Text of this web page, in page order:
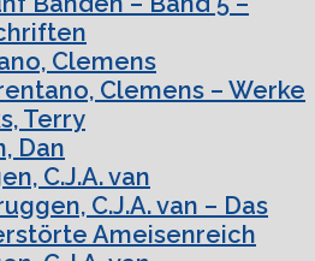
Clemens
Clemens – Werke
Terry
Dan
C.J.A. van
C.J.A. van – Das
Ameisenreich